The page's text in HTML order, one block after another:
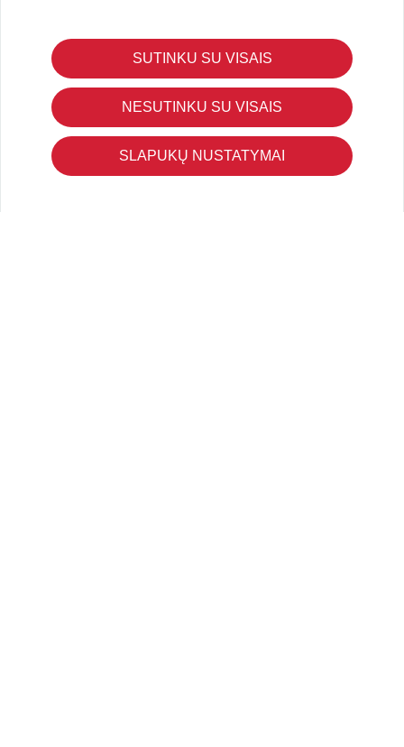
KLIENTŲ APTARNAVIMAS
Pirkimo – pardavimo taisyklės
Pristatymas ir grąžinimas
Apmokėjimo būdai
Kokybės ir saugumo standartai
Privatumo taisyklės
SUTINKU SU VISAIS
NESUTINKU SU VISAIS
SLAPUKŲ NUSTATYMAI